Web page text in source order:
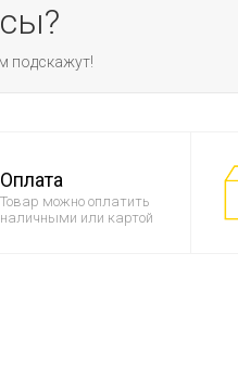
подскажут!
Оплата
Товар можно оплатить
наличными или картой